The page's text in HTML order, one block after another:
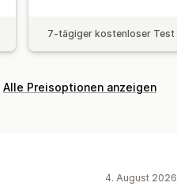
7-tägiger kostenloser Test
Alle Preisoptionen anzeigen
4. August 2026